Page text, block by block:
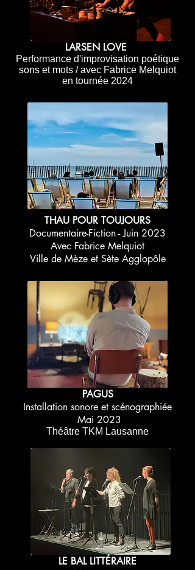
LARSEN LOVE
Performance d'improvisation poétique
sons et mots / avec Fabrice Melquiot
en tournée 2024
THAU POUR TOUJOURS
Documentaire-Fiction - Juin 2023
Avec Fabrice Melquiot
Ville de Mèze et Sète Agglopôle
PAGUS
Installation sonore et scénographiée
Mai 2023
Théâtre TKM Lausanne
LE BAL LITTÉRAIRE